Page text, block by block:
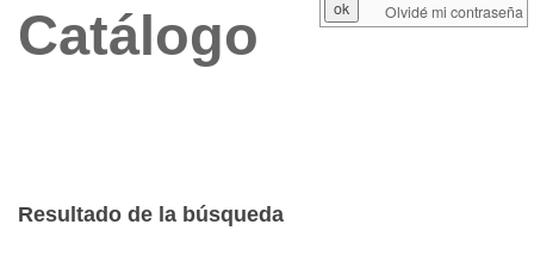
Catálogo
Resultado de la búsqueda
Olvidé mi contraseña